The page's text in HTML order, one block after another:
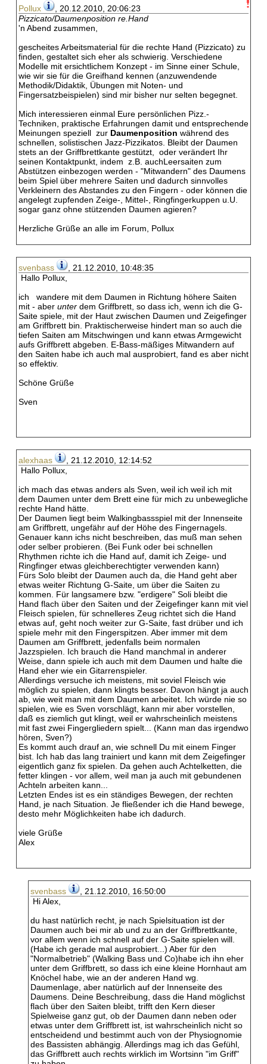
Pollux
, 20.12.2010, 20:06:23
Pizzicato/Daumenposition re.Hand
'n Abend zusammen,
gescheites Arbeitsmaterial für die rechte Hand (Pizzicato) zu
finden, gestaltet sich eher als schwierig. Verschiedene
Modelle mit ersichtlichem Konzept - im Sinne einer Schule,
wie wir sie für die Greifhand kennen (anzuwendende
Methodik/Didaktik, Übungen mit Noten- und
Fingersatzbeispielen) sind mir bisher nur selten begegnet.
Mich interessieren einmal Eure persönlichen Pizz.-
Techniken, praktische Erfahrungen damit und entsprechende
Meinungen speziell zur Daumenposition während des
schnellen, solistischen Jazz-Pizzikatos. Bleibt der Daumen
stets an der Griffbrettkante gestützt, oder verändert Ihr
seinen Kontaktpunkt, indem z.B. auchLeersaiten zum
Abstützen einbezogen werden - "Mitwandern" des Daumens
beim Spiel über mehrere Saiten und dadurch sinnvolles
Verkleinern des Abstandes zu den Fingern - oder können die
angelegt zupfenden Zeige-, Mittel-, Ringfingerkuppen u.U.
sogar ganz ohne stützenden Daumen agieren?
Herzliche Grüße an alle im Forum, Pollux
svenbass
, 21.12.2010, 10:48:35
Hallo Pollux,
ich wandere mit dem Daumen in Richtung höhere Saiten
mit - aber unter dem Griffbrett, so dass ich, wenn ich die G-
Saite spiele, mit der Haut zwischen Daumen und Zeigefinger
am Griffbrett bin. Praktischerweise hindert man so auch die
tiefen Saiten am Mitschwingen und kann etwas Armgewicht
aufs Griffbrett abgeben. E-Bass-mäßiges Mitwandern auf
den Saiten habe ich auch mal ausprobiert, fand es aber nicht
so effektiv.
Schöne Grüße
Sven
alexhaas
, 21.12.2010, 12:14:52
Hallo Pollux,
ich mach das etwas anders als Sven, weil ich weil ich mit
dem Daumen unter dem Brett eine für mich zu unbewegliche
rechte Hand hätte.
Der Daumen liegt beim Walkingbassspiel mit der Innenseite
am Griffbrett, ungefähr auf der Höhe des Fingernagels.
Genauer kann ichs nicht beschreiben, das muß man sehen
oder selber probieren. (Bei Funk oder bei schnellen
Rhythmen richte ich die Hand auf, damit ich Zeige- und
Ringfinger etwas gleichberechtigter verwenden kann)
Fürs Solo bleibt der Daumen auch da, die Hand geht aber
etwas weiter Richtung G-Saite, um über die Saiten zu
kommen. Für langsamere bzw. "erdigere" Soli bleibt die
Hand flach über den Saiten und der Zeigefinger kann mit viel
Fleisch spielen, für schnelleres Zeug richtet sich die Hand
etwas auf, geht noch weiter zur G-Saite, fast drüber und ich
spiele mehr mit den Fingerspitzen. Aber immer mit dem
Daumen am Griffbrett, jedenfalls beim normalen
Jazzspielen. Ich brauch die Hand manchmal in anderer
Weise, dann spiele ich auch mit dem Daumen und halte die
Hand eher wie ein Gitarrenspieler.
Allerdings versuche ich meistens, mit soviel Fleisch wie
möglich zu spielen, dann klingts besser. Davon hängt ja auch
ab, wie weit man mit dem Daumen arbeitet. Ich würde nie so
spielen, wie es Sven vorschlägt, kann mir aber vorstellen,
daß es ziemlich gut klingt, weil er wahrscheinlich meistens
mit fast zwei Fingergliedern spielt... (Kann man das irgendwo
hören, Sven?)
Es kommt auch drauf an, wie schnell Du mit einem Finger
bist. Ich hab das lang trainiert und kann mit dem Zeigefinger
eigentlich ganz fix spielen. Da gehen auch Achtelketten, die
fetter klingen - vor allem, weil man ja auch mit gebundenen
Achteln arbeiten kann...
Letzten Endes ist es ein ständiges Bewegen, der rechten
Hand, je nach Situation. Je fließender ich die Hand bewege,
desto mehr Möglichkeiten habe ich dadurch.
viele Grüße
Alex
svenbass
, 21.12.2010, 16:50:00
Hi Alex,
du hast natürlich recht, je nach Spielsituation ist der
Daumen auch bei mir ab und zu an der Griffbrettkante,
vor allem wenn ich schnell auf der G-Saite spielen will.
(Habe ich gerade mal ausprobiert...) Aber für den
"Normalbetrieb" (Walking Bass und Co)habe ich ihn eher
unter dem Griffbrett, so dass ich eine kleine Hornhaut am
Knöchel habe, wie an der anderen Hand wg.
Daumenlage, aber natürlich auf der Innenseite des
Daumens. Deine Beschreibung, dass die Hand möglichst
flach über den Saiten bleibt, trifft den Kern dieser
Spielweise ganz gut, ob der Daumen dann neben oder
etwas unter dem Griffbrett ist, ist wahrscheinlich nicht so
entscheidend und bestimmt auch von der Physiognomie
des Bassisten abhängig. Allerdings mag ich das Gefühl,
das Griffbrett auch rechts wirklich im Wortsinn "im Griff"